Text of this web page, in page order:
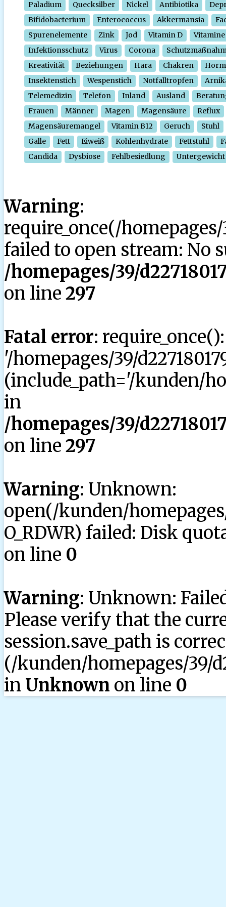
Paladium Quecksilber Nickel Antibiotika
Bifidobacterium
Enterococcus Akkermansia
Spurenelemente
Zink Jod Vitamin D
Vitamine
Infektionsschutz
Virus Corona
Kreativität
Beziehungen Hara Chakren
Insektenstich
Wespenstich Notfalltropfen
Telemedizin
Telefon Inland Ausland
Frauen
Männer Magen Magensäure
Reflux
Magensäuremangel
Vitamin B12 Geruch
Stuhl
Galle
Fett Eiweiß Kohlenhydrate Fettstuhl
Candida
Dysbiose Fehlbesiedlung Untergewicht
Warning:
require_once(/
failed to open stream: No
/homepages/39/
on line 297
Fatal error:
'/homepages/39/
(include_path='/kunden/
in
/homepages/39/
on line 297
Warning: Unknown:
open(/kunden/
O_RDWR) failed: Disk
on line 0
Warning: Unknown:
Please verify that the
session.save_path is
(/kunden/homepages/39/
in Unknown on line 0